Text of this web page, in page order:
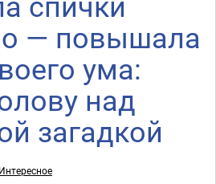
— повышала
ума:
над
загадкой
Интересное